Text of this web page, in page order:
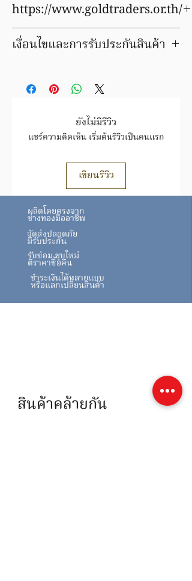
https://www.goldtraders.or.th/
Prices for precious metal products are
an estimate only and can vary slightly
tolerances which we are able to
เงื่อนไขและการรับประกันสินค้า
เลือกเปลี่ยนสีเป็นสีทอง สีพิ้งโกล์ด หรือสี
ทองขาวได้ ภายในระยะเวลารับประกัน
ราคาทอง ขึ้น/ลง ตามประกาศของสมาคม
ค้าทองคำฯ
สินค้าทองล้วน ราคาขึ้นอยู่กับราคาทอง
ตามประกาศสมาคม
ทองhttps://www.goldtraders.or.th/
หลังจากทำรายการสั่งซื้อ จะมีเจ้าหน้าที่
ติดต่อกลับ เพื่อยืนยันราคาอีกครั้ง
ตรวจสอบเงื่อนไขและการรับประกันสินค้า
ได้ที่FAQ
ยังไม่มีรีวิว
แชร์ความคิดเห็น เริ่มต้นรีวิวเป็นคนแรก
เขียนรีวิว
ผลิตโดยตรงจาก
ช่างทองมืออาชีพ
จัดส่งปลอดภัย
มีรับประกัน
รับซ่อม ชุบใหม่
ตีราคาซื้อคืน
ชำระเงินได้หลายแบบ
หรือแลกเปลี่ยนสินค้า
สินค้าคล้ายกัน